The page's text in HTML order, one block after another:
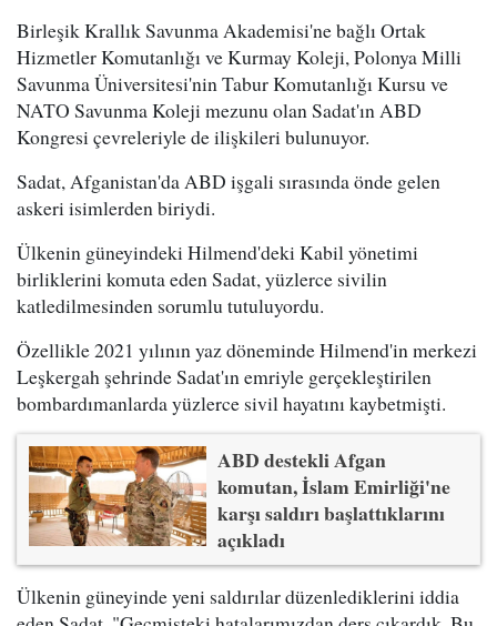
Birleşik Krallık Savunma Akademisi'ne bağlı Ortak
Hizmetler Komutanlığı ve Kurmay Koleji, Polonya Milli
Savunma Üniversitesi'nin Tabur Komutanlığı Kursu ve
NATO Savunma Koleji mezunu olan Sadat'ın ABD
Kongresi çevreleriyle de ilişkileri bulunuyor.
Sadat, Afganistan'da ABD işgali sırasında önde gelen
askeri isimlerden biriydi.
Ülkenin güneyindeki Hilmend'deki Kabil yönetimi
birliklerini komuta eden Sadat, yüzlerce sivilin
katledilmesinden sorumlu tutuluyordu.
Özellikle 2021 yılının yaz döneminde Hilmend'in merkezi
Leşkergah şehrinde Sadat'ın emriyle gerçekleştirilen
bombardımanlarda yüzlerce sivil hayatını kaybetmişti.
ABD destekli Afgan
komutan, İslam Emirliği'ne
karşı saldırı başlattıklarını
açıkladı
Ülkenin güneyinde yeni saldırılar düzenlediklerini iddia